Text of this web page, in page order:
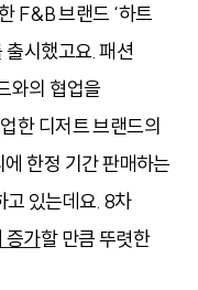
F&B 브랜드 ‘하트
출시했고요. 패션
와의 협업을
한 디저트 브랜드의
에 한정 기간 판매하는
고 있는데요. 8차
증가할 만큼 뚜렷한